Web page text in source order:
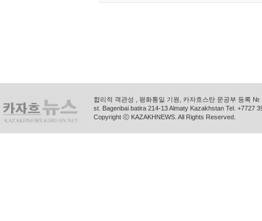
합리적 객관성 , 평화통일 기원, 카자흐스탄 문공부 등록
st. Bagenbai batira 214-13 Almaty Kazakhstan Tel. +7727
Copyright ⓒ KAZAKHNEWS. All Rights Reserved.